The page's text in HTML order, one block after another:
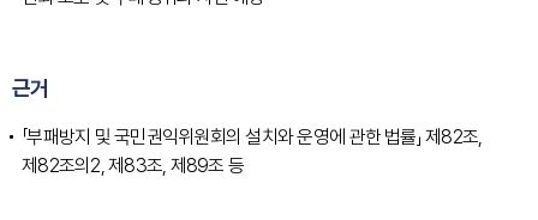
근거
「부패방지 및 국민권익위원회의 설치와 운영에 관한 법률」 제82조,
제82조의2, 제83조, 제89조 등